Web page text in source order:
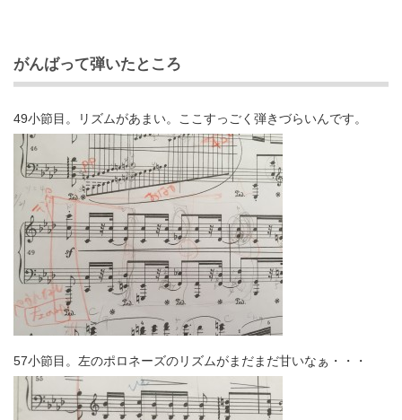
がんばって弾いたところ
49小節目。リズムがあまい。ここすっごく弾きづらいんです。
57小節目。左のポロネーズのリズムがまだまだ甘いなぁ・・・